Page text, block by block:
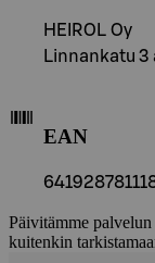
HEIROL Oy
Linnankatu 3
EAN
Päivitämme
kuitenkin